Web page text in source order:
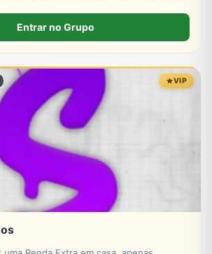
Entrar no Grupo
VIP